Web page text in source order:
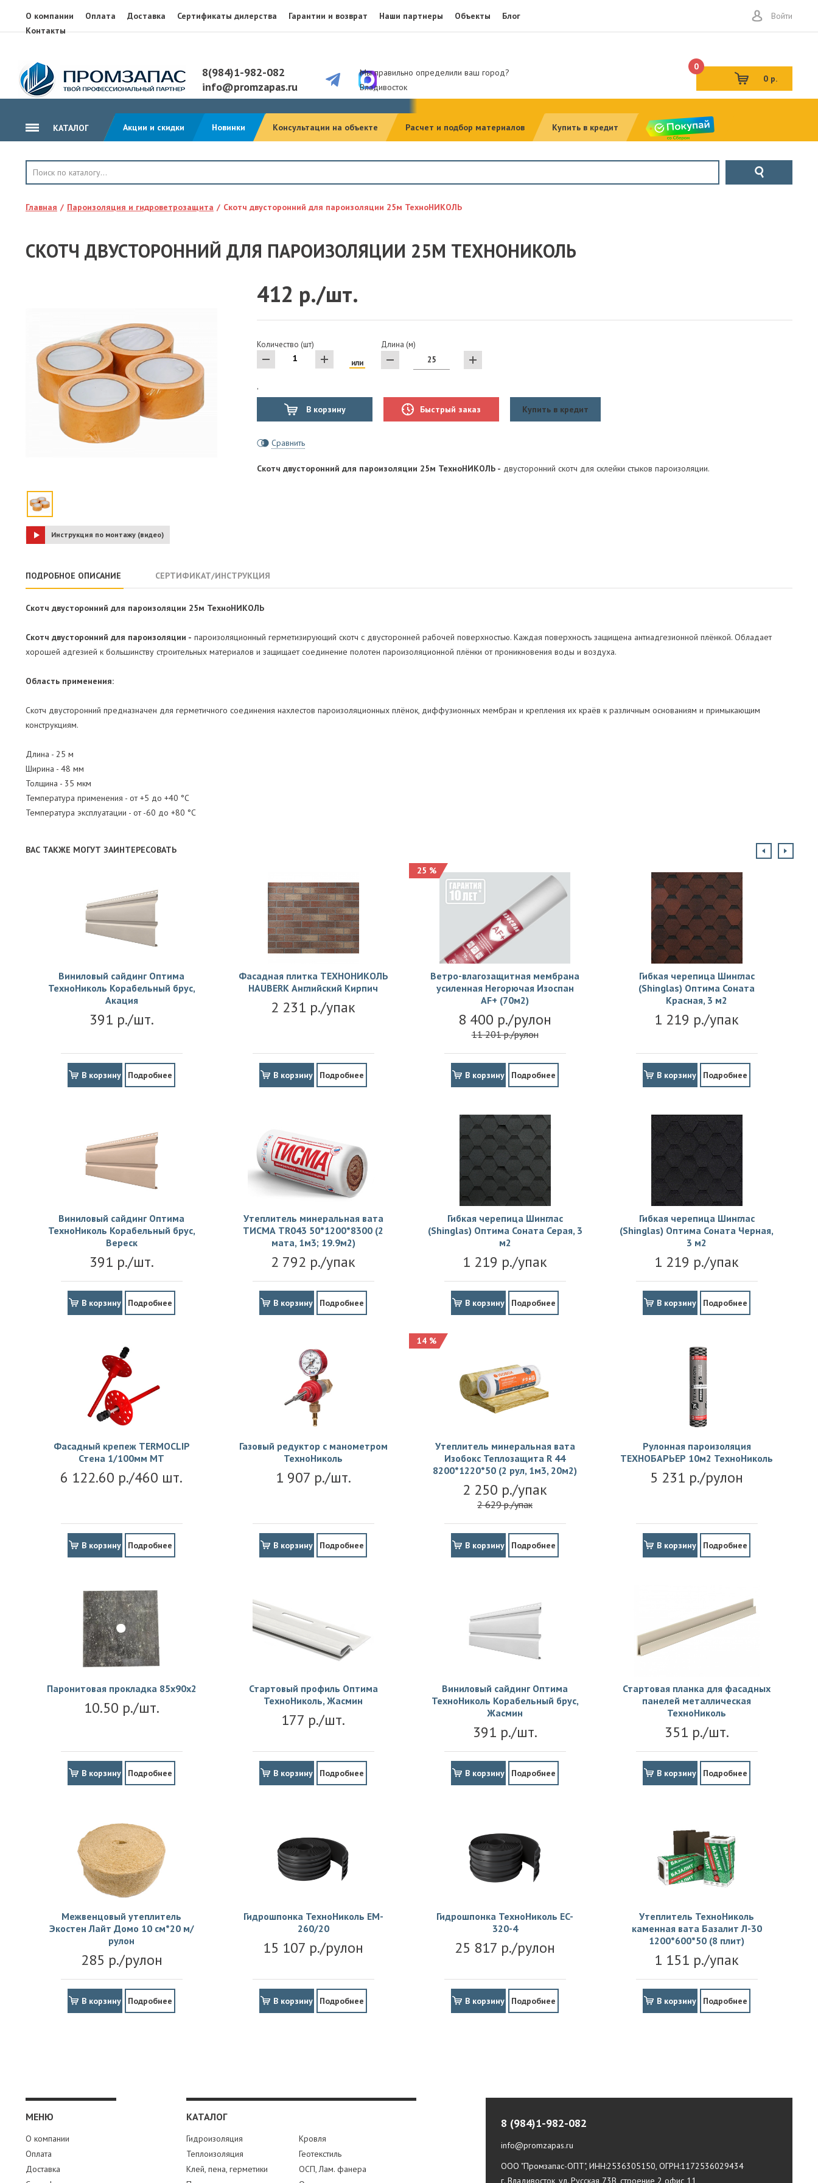
О компании Оплата Доставка Сертификаты дилерства Гарантии и возврат Наши партнеры Объекты
Блог
Контакты
Войти
8(984)1-982-082
info@promzapas.ru
Мы правильно определили ваш город?
Владивосток
0
0 р.
КАТАЛОГ Акции и скидки Новинки Консультации на объекте Расчет и подбор материалов Купить в кредит
ГИДРОИЗОЛЯЦИЯ
ТЕПЛОИЗОЛЯЦИЯ
КЛЕЙ, ПЕНА, ГЕРМЕТИКИ
СТРОИТЕЛЬНАЯ ХИМИЯ
КРЕПЕЖИ
ГИДРОШПОНКИ
Главная Пароизоляция и гидроветрозащита Скотч двусторонний для пароизоляции 25м ТехноНИКОЛЬ
СКОТЧ ДВУСТОРОННИЙ ДЛЯ ПАРОИЗОЛЯЦИИ 25М ТЕХНОНИКОЛЬ
Инструкция по монтажу (видео)
412 р./шт.
Количество (шт)
или
Длина (м)
'
В корзину Быстрый заказ Купить в кредит
Сравнить
Скотч двусторонний для пароизоляции 25м ТехноНИКОЛЬ - двусторонний скотч для склейки стыков пароизоляции.
ПОДРОБНОЕ ОПИСАНИЕ СЕРТИФИКАТ/ИНСТРУКЦИЯ
Скотч двусторонний для пароизоляции 25м ТехноНИКОЛЬ
Скотч двусторонний для пароизоляции - пароизоляционный герметизирующий скотч с двусторонней рабочей поверхностью. Каждая поверхность защищена антиадгезионной плёнкой. Обладает
хорошей адгезией к большинству строительных материалов и защищает соединение полотен пароизоляционной плёнки от проникновения воды и воздуха.
Область применения:
Скотч двусторонний предназначен для герметичного соединения нахлестов пароизоляционных плёнок, диффузионных мембран и крепления их краёв к различным основаниям и примыкающим
конструкциям.
Длина - 25 м
Ширина - 48 мм
Толщина - 35 мкм
Температура применения - от +5 до +40 °С
Температура эксплуатации - от -60 до +80 °С
ВАС ТАКЖЕ МОГУТ ЗАИНТЕРЕСОВАТЬ
Виниловый сайдинг Оптима
ТехноНиколь Корабельный брус,
Акация
391 р./шт.
В корзину Подробнее
Фасадная плитка ТЕХНОНИКОЛЬ
HAUBERK Английский Кирпич
2 231 р./упак
В корзину Подробнее
25 %
Ветро-влагозащитная мембрана
усиленная Негорючая Изоспан
АF+ (70м2)
8 400 р./рулон
11 201 р./рулон
В корзину Подробнее
Гибкая черепица Шинглас
(Shinglas) Оптима Соната
Красная, 3 м2
1 219 р./упак
В корзину Подробнее
Виниловый сайдинг Оптима
ТехноНиколь Корабельный брус,
Вереск
391 р./шт.
В корзину Подробнее
Утеплитель минеральная вата
ТИСМА TR043 50*1200*8300 (2
мата, 1м3; 19.9м2)
2 792 р./упак
В корзину Подробнее
Гибкая черепица Шинглас
(Shinglas) Оптима Соната Серая, 3
м2
1 219 р./упак
В корзину Подробнее
Гибкая черепица Шинглас
(Shinglas) Оптима Соната Черная,
3 м2
1 219 р./упак
В корзину Подробнее
Фасадный крепеж TERMOCLIP
Стена 1/100мм MT
6 122.60 р./460 шт.
В корзину Подробнее
Газовый редуктор с манометром
ТехноНиколь
1 907 р./шт.
В корзину Подробнее
14 %
Утеплитель минеральная вата
Изобокс Теплозащита R 44
8200*1220*50 (2 рул, 1м3, 20м2)
2 250 р./упак
2 629 р./упак
В корзину Подробнее
Рулонная пароизоляция
ТЕХНОБАРЬЕР 10м2 ТехноНиколь
5 231 р./рулон
В корзину Подробнее
Паронитовая прокладка 85x90x2
10.50 р./шт.
В корзину Подробнее
Стартовый профиль Оптима
ТехноНиколь, Жасмин
177 р./шт.
В корзину Подробнее
Виниловый сайдинг Оптима
ТехноНиколь Корабельный брус,
Жасмин
391 р./шт.
В корзину Подробнее
Стартовая планка для фасадных
панелей металлическая
ТехноНиколь
351 р./шт.
В корзину Подробнее
Межвенцовый утеплитель
Экостен Лайт Домо 10 см*20 м/
рулон
285 р./рулон
В корзину Подробнее
Гидрошпонка ТехноНиколь EM-
260/20
15 107 р./рулон
В корзину Подробнее
Гидрошпонка ТехноНиколь EC-
320-4
25 817 р./рулон
В корзину Подробнее
Утеплитель ТехноНиколь
каменная вата Базалит Л-30
1200*600*50 (8 плит)
1 151 р./упак
В корзину Подробнее
МЕНЮ
О компании
Оплата
Доставка
КАТАЛОГ
Гидроизоляция
Кровля
Теплоизоляция
Геотекстиль
Клей, пена, герметики
ОСП, Лам. фанера
8 (984)1-982-082
info@promzapas.ru
ООО "Промзапас-ОПТ", ИНН:2536305150, ОГРН:1172536029434
г. Владивосток, ул. Русская 73В, строение 2 офис 11